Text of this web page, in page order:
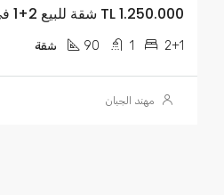
TL 1.250.000 شقة للبيع 2+1 في شارع المعلمين
2+1
1
90 شقة
مهند الجبان